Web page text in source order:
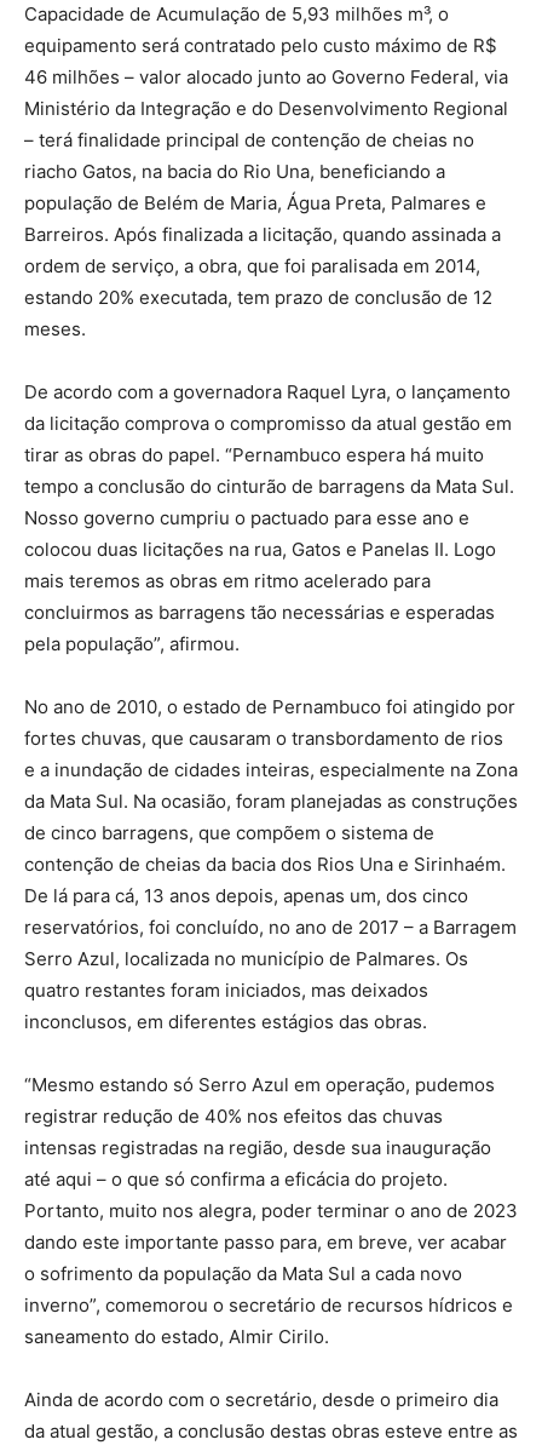
Capacidade de Acumulação de 5,93 milhões m³, o
equipamento será contratado pelo custo máximo de R$
46 milhões – valor alocado junto ao Governo Federal, via
Ministério da Integração e do Desenvolvimento Regional
– terá finalidade principal de contenção de cheias no
riacho Gatos, na bacia do Rio Una, beneficiando a
população de Belém de Maria, Água Preta, Palmares e
Barreiros. Após finalizada a licitação, quando assinada a
ordem de serviço, a obra, que foi paralisada em 2014,
estando 20% executada, tem prazo de conclusão de 12
meses.
De acordo com a governadora Raquel Lyra, o lançamento
da licitação comprova o compromisso da atual gestão em
tirar as obras do papel. “Pernambuco espera há muito
tempo a conclusão do cinturão de barragens da Mata Sul.
Nosso governo cumpriu o pactuado para esse ano e
colocou duas licitações na rua, Gatos e Panelas II. Logo
mais teremos as obras em ritmo acelerado para
concluirmos as barragens tão necessárias e esperadas
pela população”, afirmou.
No ano de 2010, o estado de Pernambuco foi atingido por
fortes chuvas, que causaram o transbordamento de rios
e a inundação de cidades inteiras, especialmente na Zona
da Mata Sul. Na ocasião, foram planejadas as construções
de cinco barragens, que compõem o sistema de
contenção de cheias da bacia dos Rios Una e Sirinhaém.
De lá para cá, 13 anos depois, apenas um, dos cinco
reservatórios, foi concluído, no ano de 2017 – a Barragem
Serro Azul, localizada no município de Palmares. Os
quatro restantes foram iniciados, mas deixados
inconclusos, em diferentes estágios das obras.
“Mesmo estando só Serro Azul em operação, pudemos
registrar redução de 40% nos efeitos das chuvas
intensas registradas na região, desde sua inauguração
até aqui – o que só confirma a eficácia do projeto.
Portanto, muito nos alegra, poder terminar o ano de 2023
dando este importante passo para, em breve, ver acabar
o sofrimento da população da Mata Sul a cada novo
inverno”, comemorou o secretário de recursos hídricos e
saneamento do estado, Almir Cirilo.
Ainda de acordo com o secretário, desde o primeiro dia
da atual gestão, a conclusão destas obras esteve entre as